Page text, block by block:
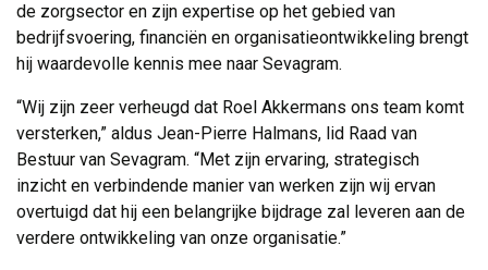
de zorgsector en zijn expertise op het gebied van
bedrijfsvoering, financiën en organisatieontwikkeling brengt
hij waardevolle kennis mee naar Sevagram.
“Wij zijn zeer verheugd dat Roel Akkermans ons team komt
versterken,” aldus Jean-Pierre Halmans, lid Raad van
Bestuur van Sevagram. “Met zijn ervaring, strategisch
inzicht en verbindende manier van werken zijn wij ervan
overtuigd dat hij een belangrijke bijdrage zal leveren aan de
verdere ontwikkeling van onze organisatie.”